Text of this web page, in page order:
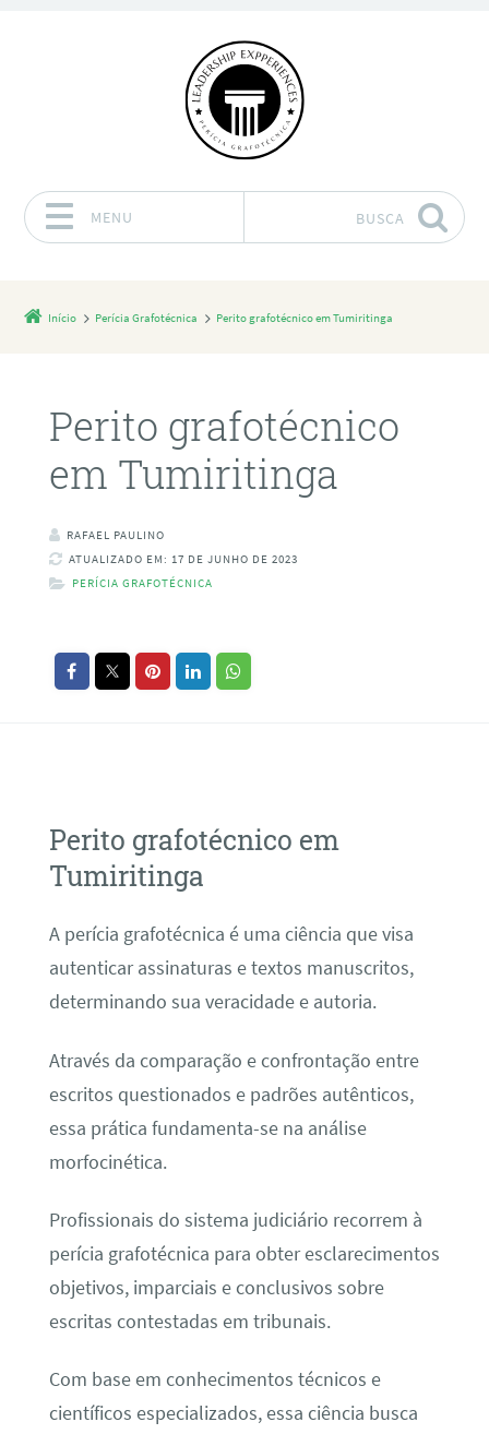
MENU BUSCA
Início Perícia Grafotécnica Perito grafotécnico em Tumiritinga
Perito grafotécnico
em Tumiritinga
RAFAEL PAULINO
ATUALIZADO EM: 17 DE JUNHO DE 2023
PERÍCIA GRAFOTÉCNICA
Perito grafotécnico em
Tumiritinga
A perícia grafotécnica é uma ciência que visa
autenticar assinaturas e textos manuscritos,
determinando sua veracidade e autoria.
Através da comparação e confrontação entre
escritos questionados e padrões autênticos,
essa prática fundamenta-se na análise
morfocinética.
Profissionais do sistema judiciário recorrem à
perícia grafotécnica para obter esclarecimentos
objetivos, imparciais e conclusivos sobre
escritas contestadas em tribunais.
Com base em conhecimentos técnicos e
científicos especializados, essa ciência busca